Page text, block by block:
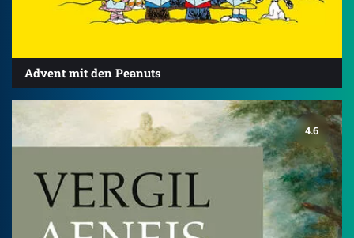
Advent mit den Peanuts
4.6